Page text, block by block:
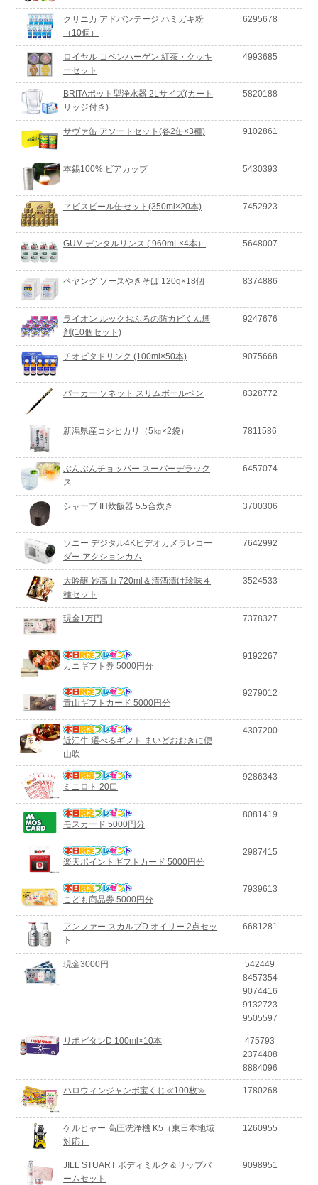
クリニカ アドバンテージ ハミガキ粉
（10個）
6295678
ロイヤル コペンハーゲン 紅茶・クッキ
ーセット
4993685
BRITAポット型浄水器 2Lサイズ(カート
リッジ付き)
5820188
サヴァ缶 アソートセット(各2缶×3種) 9102861
本錫100% ビアカップ 5430393
ヱビスビール缶セット(350ml×20本) 7452923
GUM デンタルリンス ( 960mL×4本） 5648007
ペヤング ソースやきそば 120g×18個 8374886
ライオン ルックおふろの防カビくん煙
剤(10個セット)
9247676
チオビタドリンク (100ml×50本) 9075668
パーカー ソネット スリムボールペン 8328772
新潟県産コシヒカリ（5㎏×2袋） 7811586
ぶんぶんチョッパー スーパーデラック
ス
6457074
シャープ IH炊飯器 5.5合炊き 3700306
ソニー デジタル4Kビデオカメラレコー
ダー アクションカム
7642992
大吟醸 妙高山 720ml＆清酒漬け珍味４
種セット
3524533
現金1万円 7378327
カニギフト券 5000円分
9192267
青山ギフトカード 5000円分
9279012
近江牛 選べるギフト まいどおおきに便
山吹
4307200
ミニロト 20口
9286343
モスカード 5000円分
8081419
楽天ポイントギフトカード 5000円分
2987415
こども商品券 5000円分
7939613
アンファー スカルプD オイリー 2点セッ
ト
6681281
現金3000円
542449
8457354
9074416
9132723
9505597
リポビタンD 100ml×10本
475793
2374408
8884096
ハロウィンジャンボ宝くじ≪100枚≫ 1780268
ケルヒャー 高圧洗浄機 K5（東日本地域
対応）
1260955
JILL STUART ボディミルク＆リップバ
ームセット
9098951